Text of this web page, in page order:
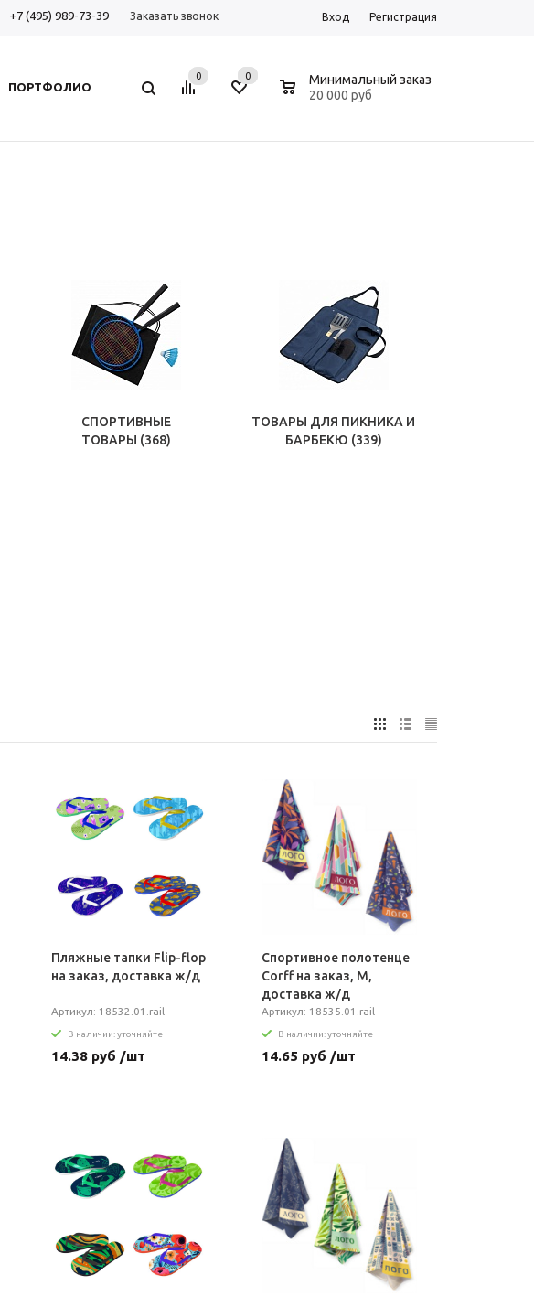
+7 (495) 989-73-39 Заказать звонок Вход Регистрация
ПОРТФОЛИО
0 0
Минимальный заказ
20 000 руб
СПОРТИВНЫЕ
ТОВАРЫ (368)
ТОВАРЫ ДЛЯ ПИКНИКА И
БАРБЕКЮ (339)
Пляжные тапки Flip-flop
на заказ, доставка ж/д
Артикул: 18532.01.rail
В наличии: уточняйте
14.38 руб /шт
Спортивное полотенце
Сorff на заказ, M,
доставка ж/д
Артикул: 18535.01.rail
В наличии: уточняйте
14.65 руб /шт